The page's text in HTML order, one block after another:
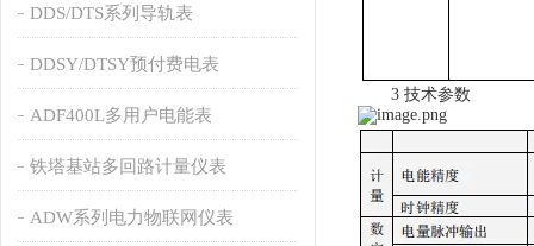
DDS/DTS系列导轨表
DDSY/DTSY预付费电表
ADF400L多用户电能表
铁塔基站多回路计量仪表
ADW系列电力物联网仪表
3 技术参数